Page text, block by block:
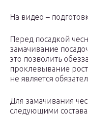
На видео –
Перед посадкой
замачивание
это позволить
проклевывание
не является
Для замачивания
следующими